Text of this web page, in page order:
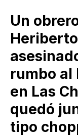
Un
rumbo al
en Las
quedó
tipo